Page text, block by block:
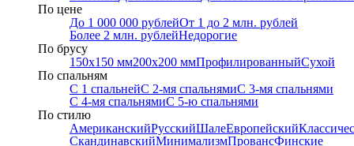
По цене
До 1 000 000 рублейОт 1 до 2 млн. рублей
Более 2 млн. рублейНедорогие
По брусу
150х150 мм200х200 ммПрофилированныйСухой
По спальням
С 1 спальнейС 2-мя спальнямиС 3-мя спальнями
С 4-мя спальнямиС 5-ю спальнями
По стилю
АмериканскийРусскийШалеЕвропейский
СкандинавскийМинимализмПровансФинские